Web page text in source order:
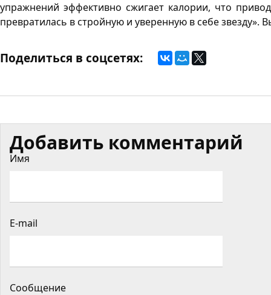
упражнений эффективно сжигает калории, что
превратилась в стройную и уверенную в себе
Поделиться в соцсетях:
Добавить комментарий
Имя
E-mail
Сообщение